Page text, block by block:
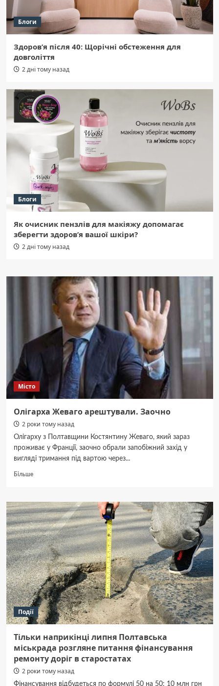
Блоги
Здоров’я після 40: Щорічні обстеження для
довголіття
2 дні тому назад
Блоги
Як очисник пензлів для макіяжу допомагає
зберегти здоров’я вашої шкіри?
2 дні тому назад
Місто
Олігарха Жеваго арештували. Заочно
2 роки тому назад
Олігарху з Полтавщини Костянтину Жеваго, який зараз
проживає у Франції, заочно обрали запобіжний захід у
вигляді тримання під вартою через...
БільшеДокладніше
Жеваго
арештували.
Заочно
Події
Тільки наприкінці липня Полтавська
міськрада розгляне питання фінансування
ремонту доріг в старостатах
2 роки тому назад
Фінансування відбудеться по формулі 50 на 50: 10 млн грн